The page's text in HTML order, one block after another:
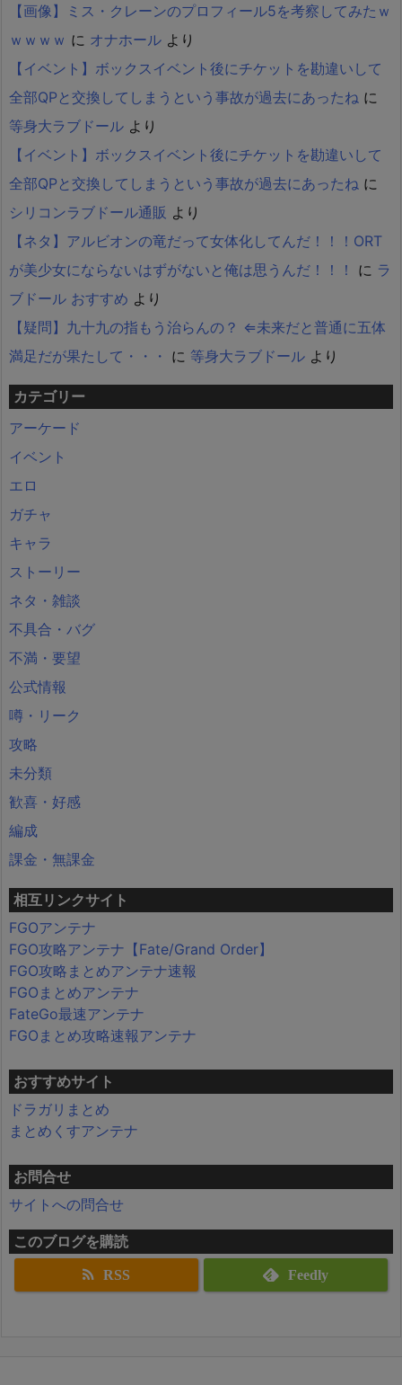
【画像】ミス・クレーンのプロフィール5を考察してみたｗ
ｗｗｗｗ に オナホール より
【イベント】ボックスイベント後にチケットを勘違いして
全部QPと交換してしまうという事故が過去にあったね に
等身大ラブドール より
【イベント】ボックスイベント後にチケットを勘違いして
全部QPと交換してしまうという事故が過去にあったね に
シリコンラブドール通販 より
【ネタ】アルビオンの竜だって女体化してんだ！！！ORT
が美少女にならないはずがないと俺は思うんだ！！！
に ラ
ブドール おすすめ より
【疑問】九十九の指もう治らんの？ ⇐未来だと普通に五体
満足だが果たして・・・ に 等身大ラブドール より
カテゴリー
アーケード
イベント
エロ
ガチャ
キャラ
ストーリー
ネタ・雑談
不具合・バグ
不満・要望
公式情報
噂・リーク
攻略
未分類
歓喜・好感
編成
課金・無課金
相互リンクサイト
FGOアンテナ
FGO攻略アンテナ【Fate/Grand Order】
FGO攻略まとめアンテナ速報
FGOまとめアンテナ
FateGo最速アンテナ
FGOまとめ攻略速報アンテナ
おすすめサイト
ドラガリまとめ
まとめくすアンテナ
お問合せ
サイトへの問合せ
このブログを購読
RSS Feedly